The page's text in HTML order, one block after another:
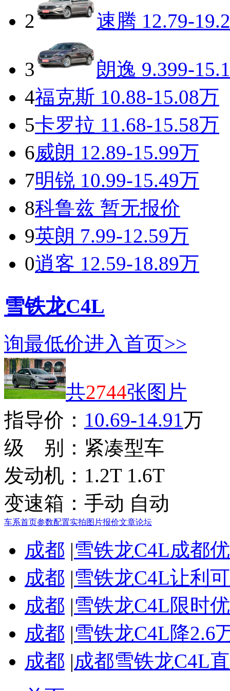
2 速腾 12.79-
3 朗逸 9.399-
4福克斯 10.88-15.08万
5卡罗拉 11.68-15.58万
6威朗 12.89-15.99万
7明锐 10.99-15.49万
8科鲁兹 暂无报价
9英朗 7.99-12.59万
0逍客 12.59-18.89万
雪铁龙C4L
询最低价进入首页>>
共2744张图片
指导价： 10.69-14.91万
级 别： 紧凑型车
发动机： 1.2T 1.6T
变速箱： 手动 自动
车系首页参数配置实拍图片报价文章论坛
成都 |雪铁龙C4L成都
成都 |雪铁龙C4L让利
成都 |雪铁龙C4L限时
成都 |雪铁龙C4L降2.6
成都 |成都雪铁龙C4L